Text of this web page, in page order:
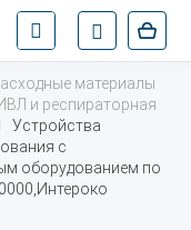
материалы
и респираторная
Устройства
с
оборудованием по